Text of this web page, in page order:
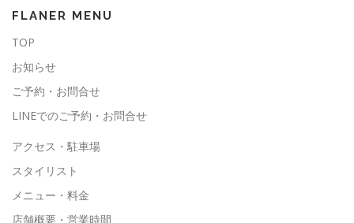
FLANER MENU
TOP
お知らせ
ご予約・お問合せ
LINEでのご予約・お問合せ
アクセス・駐車場
スタイリスト
メニュー・料金
店舗概要・営業時間